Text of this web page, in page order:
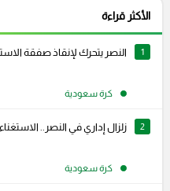
الأكثر قراءة
1 النصر يتحرك لإنقاذ صفقة
كرة سعودية
2 زلزال إداري في النصر..
كرة سعودية